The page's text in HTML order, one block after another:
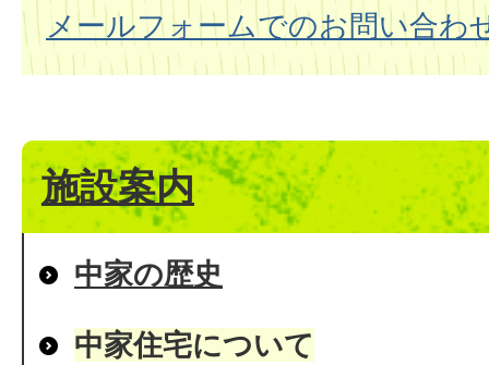
メールフォームでのお問い合わ
施設案内
中家の歴史
中家住宅について